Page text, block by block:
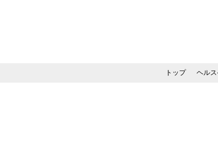
トップ ヘル